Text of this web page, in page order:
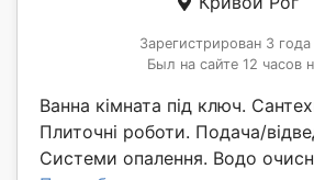
Зарегистрирован 3 года
Был на сайте 12 часов
Ванна кімната під ключ.
Плиточні роботи. Подача/
Системи опалення. Водо